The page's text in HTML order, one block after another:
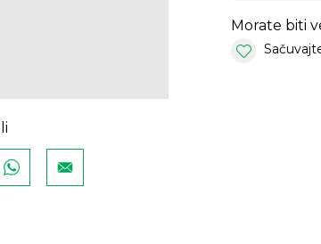
Morate biti